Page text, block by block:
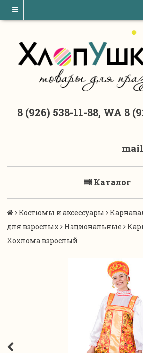
8 (926) 538-11-88, WA 8
Каталог
Костюмы и аксессуары
для взрослых
Национальные
Хохлома взрослый